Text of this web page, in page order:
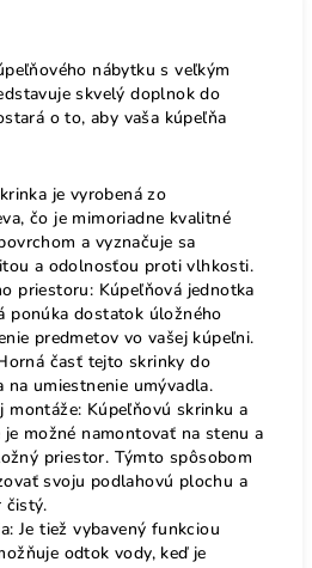
nábytku s veľkým
skvelý doplnok do
o to, aby vaša kúpeľňa
je vyrobená zo
čo je mimoriadne kvalitné
a vyznačuje sa
a odolnosťou proti vlhkosti.
priestoru: Kúpeľňová jednotka
ponúka dostatok úložného
predmetov vo vašej kúpeľni.
časť tejto skrinky do
na umiestnenie umývadla.
montáže: Kúpeľňovú skrinku a
možné namontovať na stenu a
priestor. Týmto spôsobom
svoju podlahovú plochu a
čistý.
Je tiež vybavený funkciou
odtok vody, keď je